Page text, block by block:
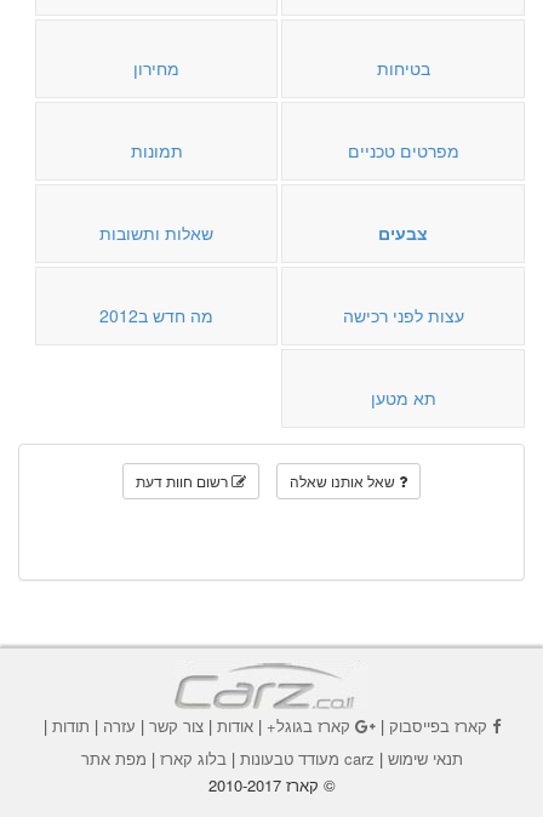
בטיחות מחירון
מפרטים טכניים תמונות
צבעים שאלות ותשובות
עצות לפני רכישה מה חדש ב2012
תא מטען
שאל אותנו שאלה רשום חוות דעת
קארז בפייסבוק| קארז בגוגל+|אודות |צור קשר | עזרה | תודות |
תנאי שימוש | carz מעודד טבעונות | בלוג קארז | מפת אתר
© קארז 2010-2017